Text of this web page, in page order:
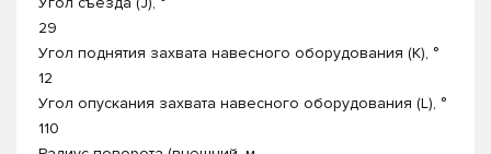
29
Угол поднятия захвата навесного оборудования (К), °
12
Угол опускания захвата навесного оборудования (L), °
110